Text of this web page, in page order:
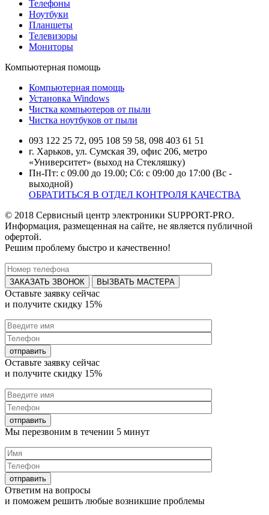
Телефоны
Ноутбуки
Планшеты
Телевизоры
Мониторы
Компьютерная помощь
Компьютерная помощь
Установка Windows
Чистка компьютеров от пыли
Чистка ноутбуков от пыли
093 122 25 72, 095 108 59 58, 098 403 61 51
г. Харьков, ул. Сумская 39, офис 206, метро
«Университет» (выход на Стекляшку)
Пн-Пт: с 09.00 до 19.00; Сб: с 09:00 до 17:00 (Вс -
выходной)
ОБРАТИТЬСЯ В ОТДЕЛ КОНТРОЛЯ КАЧЕСТВА
© 2018 Сервисный центр электроники SUPPORT-PRO.
Информация, размещенная на сайте, не является публичной
офертой.
Решим проблему быстро и качественно!
ВЫЗВАТЬ МАСТЕРА
Оставьте заявку сейчас
и получите скидку 15%
Оставьте заявку сейчас
и получите скидку 15%
Мы перезвоним в течении 5 минут
Ответим на вопросы
и поможем решить любые возникшие проблемы